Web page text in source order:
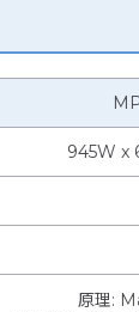
945W x
原理: